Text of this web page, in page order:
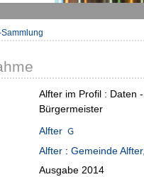
Sammlung
Alfter im Profil : Daten
Bürgermeister
Alfter
Alfter : Gemeinde
Ausgabe 2014